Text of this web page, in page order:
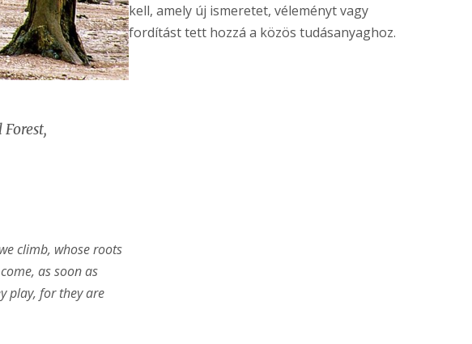
kell, amely új ismeretet, véleményt vagy
fordítást tett hozzá a közös tudásanyaghoz.
climb, whose roots
as soon as
play, for they are